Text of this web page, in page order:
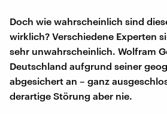
Doch wie wahrscheinlich sind
wirklich? Verschiedene Experten
sehr unwahrscheinlich. Wolfram
Deutschland aufgrund seiner
abgesichert an – ganz
derartige Störung aber nie.